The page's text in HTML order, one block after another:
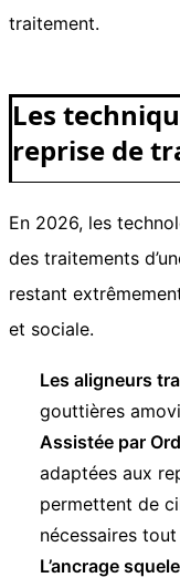
traitement.
Les
reprise de
En 2026, les
des traitements
restant
et sociale.
Les aligneurs
gouttières
Assistée par
adaptées aux
permettent de
nécessaires
L’ancrage